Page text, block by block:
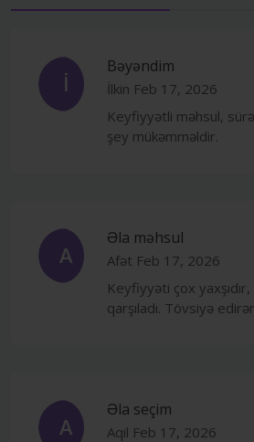
İ
Bəyəndim
İlkin Feb 17, 2026
Keyfiyyətli məhsul,
şey mükəmməldir.
A
Əla məhsul
Afət Feb 17, 2026
Keyfiyyəti çox
qarşıladı. Tövsiyə
A
Əla seçim
Aqil Feb 17, 2026